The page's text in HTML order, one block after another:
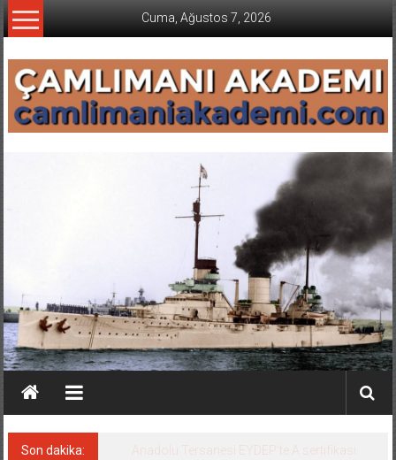
İçeriğe
geç
Cuma, Ağustos 7, 2026
Son dakika:
Derince, ILCA Masters Türkiye